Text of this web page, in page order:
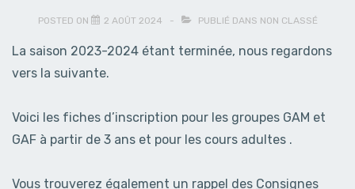
POSTED ON 2 AOÛT 2024 PUBLIÉ DANS NON CLASSÉ
La saison 2023-2024 étant terminée, nous regardons
vers la suivante.
Voici les fiches d’inscription pour les groupes GAM et
GAF à partir de 3 ans et pour les cours adultes .
Vous trouverez également un rappel des Consignes